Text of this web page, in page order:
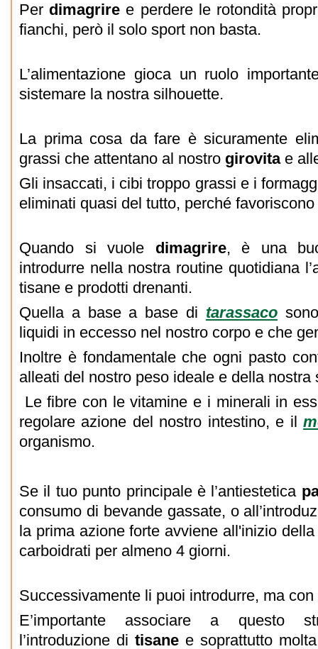
Per dimagrire e perdere le rotondità
fianchi, però il solo sport non basta.
L’alimentazione gioca un ruolo
sistemare la nostra silhouette.
La prima cosa da fare è sicuramente
grassi che attentano al nostro girovita e
Gli insaccati, i cibi troppo grassi e i
eliminati quasi del tutto, perché
Quando si vuole dimagrire, è una
introdurre nella nostra routine quotidiana
tisane e prodotti drenanti.
Quella a base a base di tarassaco
liquidi in eccesso nel nostro corpo e che
Inoltre è fondamentale che ogni pasto
alleati del nostro peso ideale e della nostra
Le fibre con le vitamine e i minerali in
regolare azione del nostro intestino, e il
organismo.
Se il tuo punto principale è l’antiestetica
consumo di bevande gassate, o
la prima azione forte avviene all'inizio
carboidrati per almeno 4 giorni.
Successivamente li puoi introdurre, ma
E’importante associare a questo
l’introduzione di tisane e soprattutto